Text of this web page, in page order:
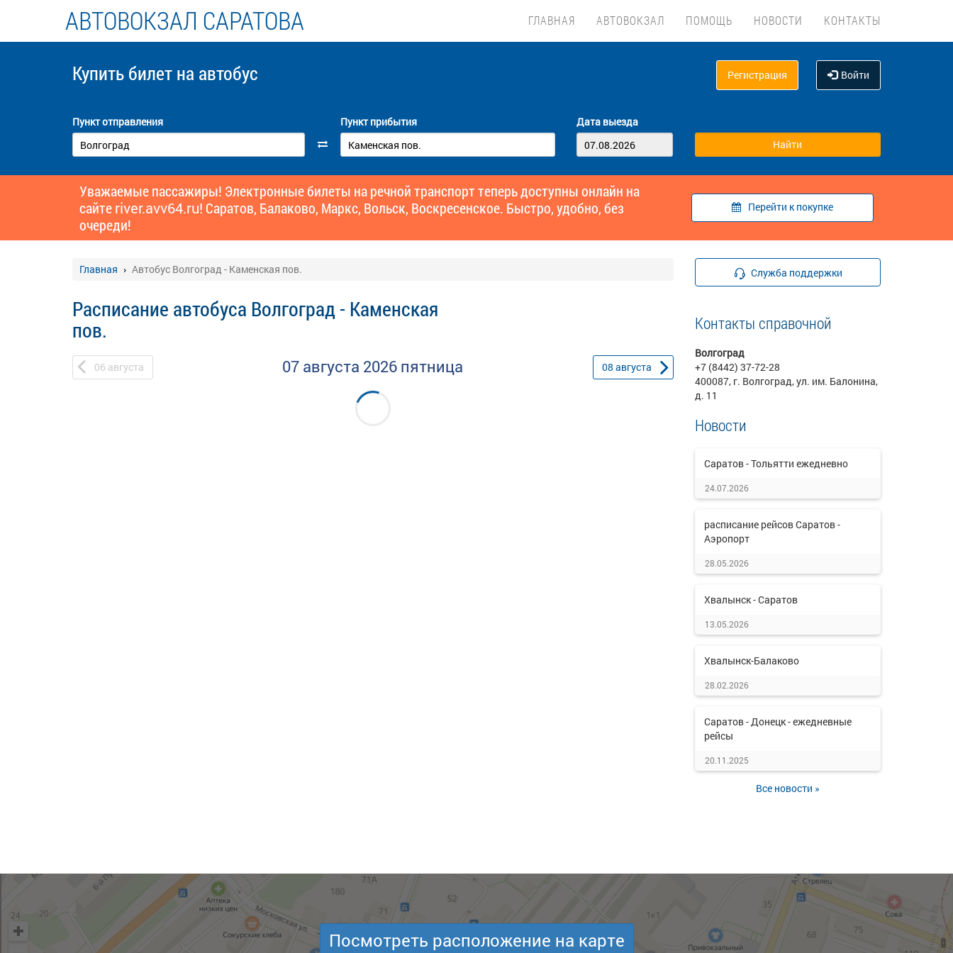
АВТОВОКЗАЛ САРАТОВА ГЛАВНАЯ АВТОВОКЗАЛ ПОМОЩЬ НОВОСТИ КОНТАКТЫ
Купить билет на автобус Регистрация Войти
Пункт отправления Пункт прибытия Дата выезда
Уважаемые пассажиры! Электронные билеты на речной транспорт теперь доступны онлайн на
сайтеriver.avv64.ru! Саратов, Балаково, Маркс, Вольск, Воскресенское. Быстро, удобно, без
очереди!
Перейти к покупке
Главная Автобус Волгоград - Каменская пов.
Расписание автобуса Волгоград - Каменская
пов.
06 августа 07 августа 2026 пятница 08 августа
Служба поддержки
Контакты справочной
Волгоград
+7 (8442) 37-72-28
400087, г. Волгоград, ул. им. Балонина,
д. 11
Новости
Саратов - Тольятти ежедневно
24.07.2026
расписание рейсов Саратов -
Аэропорт
28.05.2026
Хвалынск - Саратов
13.05.2026
Хвалынск-Балаково
28.02.2026
Саратов - Донецк - ежедневные
рейсы
20.11.2025
Все новости »
Посмотреть расположение на карте